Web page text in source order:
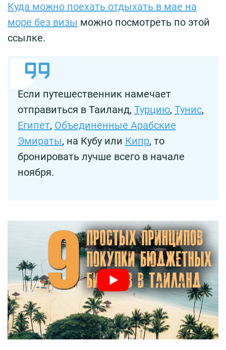
Куда можно поехать отдыхать в мае на
море без визы можно посмотреть по этой
ссылке.
Если путешественник намечает
отправиться в Таиланд, Турцию, Тунис,
Египет, Объединенные Арабские
Эмираты, на Кубу или Кипр, то
бронировать лучше всего в начале
ноября.